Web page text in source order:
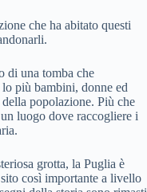
che ha abitato questi
di una tomba che
più bambini, donne ed
popolazione. Più che
luogo dove raccogliere i
grotta, la Puglia è
così importante a livello